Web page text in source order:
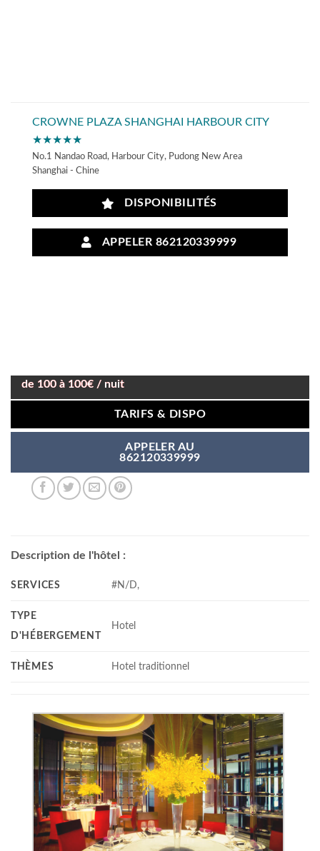
CROWNE PLAZA SHANGHAI HARBOUR CITY
★★★★★
No.1 Nandao Road, Harbour City, Pudong New Area
Shanghai - Chine
DISPONIBILITÉS
APPELER 862120339999
de 100 à 100€ / nuit
TARIFS & DISPO
APPELER AU
862120339999
Description de l'hôtel :
SERVICES #N/D,
TYPE
D'HÉBERGEMENT
Hotel
THÈMES Hotel traditionnel